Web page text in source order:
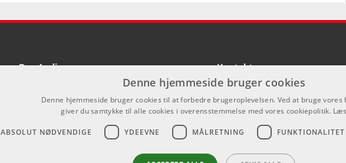
Pro Audio Kontakt
Som privatperson kan du ikke købe på
hjemmeside, alt salg foregår gennem
info@emnordic.dk
Denne hjemmeside bruger cookies
Denne hjemmeside bruger cookies til at forbedre brugeroplevelsen. Ved at bruge vores
giver du samtykke til alle cookies i overensstemmelse med vores cookiepolitik.
ABSOLUT NØDVENDIGE YDEEVNE MÅLRETNING FUNKTIONALITET